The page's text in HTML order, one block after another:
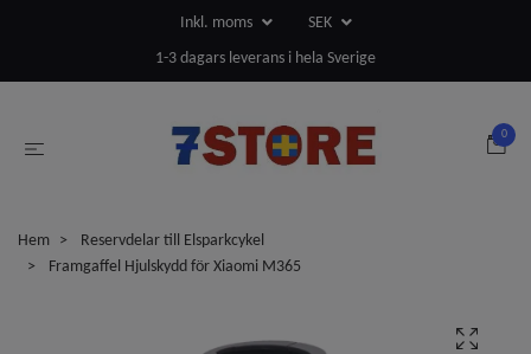
Inkl. moms
SEK
1-3 dagars leverans i hela Sverige
0
Hem
Reservdelar till Elsparkcykel
Framgaffel Hjulskydd för Xiaomi M365